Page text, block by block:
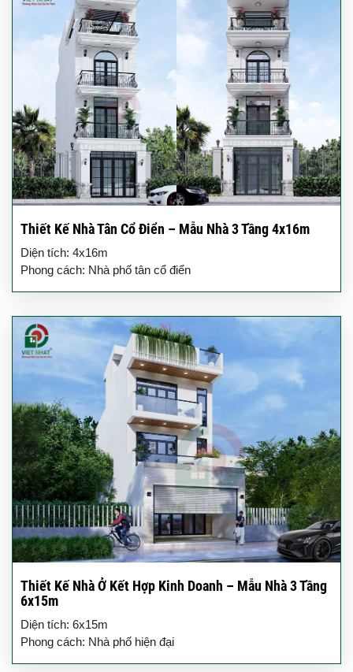
Thiết Kế Nhà Tân Cổ Điển – Mẫu Nhà 3 Tầng 4x16m
Diện tích: 4x16m
Phong cách: Nhà phố tân cổ điển
Thiết Kế Nhà Ở Kết Hợp Kinh Doanh – Mẫu Nhà 3 Tầng
6x15m
Diện tích: 6x15m
Phong cách: Nhà phố hiện đại